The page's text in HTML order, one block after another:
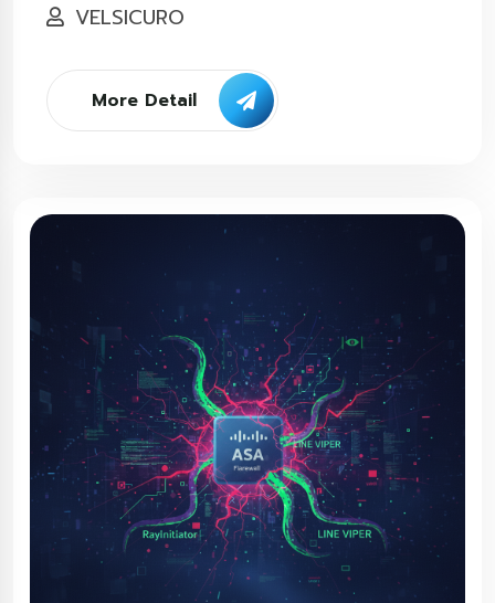
VELSICURO
More Detail